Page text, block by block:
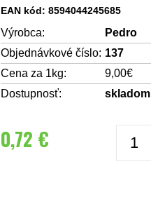
EAN kód: 8594044245685
Výrobca:
Pedro
Objednávkové číslo: 137
Cena za 1kg:
9,00€
Dostupnosť:
skladom
0,72 €